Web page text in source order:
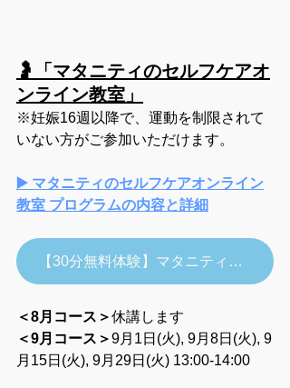
🤰「マタニティのセルフケアオ
ンライン教室」
※妊娠16週以降で、運動を制限されて
いない方がご参加いただけます。
▶️ マタニティのセルフケアオンライン
教室 プログラムの内容と詳細
【30分無料体験】マタニティのセルフケアオンライン教室の詳細・お申し込み
＜8月コース＞休講します
＜9月コース＞9月1日(火), 9月8日(火), 9
月15日(火), 9月29日(火) 13:00-14:00